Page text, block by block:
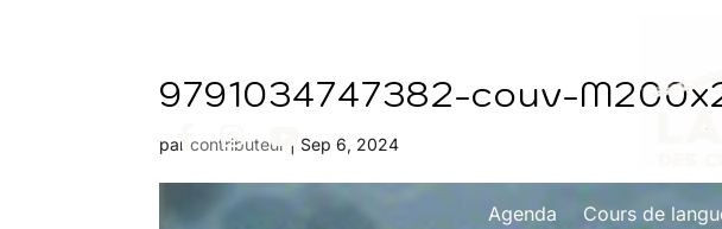
Agenda Cours de
9791034747382-couv-
parcontributeur | Sep 6, 2024